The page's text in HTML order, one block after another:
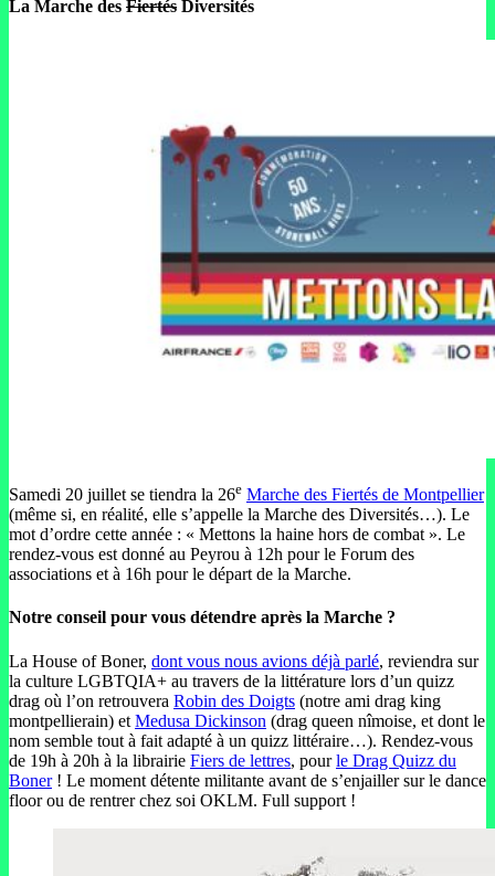
La Marche des Fiertés Diversités
Samedi 20 juillet se tiendra la 26e Marche des Fiertés de Montpellier
(même si, en réalité, elle s’appelle la Marche des Diversités…). Le
mot d’ordre cette année : « Mettons la haine hors de combat ». Le
rendez-vous est donné au Peyrou à 12h pour le Forum des
associations et à 16h pour le départ de la Marche.
Notre conseil pour vous détendre après la Marche ?
La House of Boner, dont vous nous avions déjà parlé, reviendra sur
la culture LGBTQIA+ au travers de la littérature lors d’un quizz
drag où l’on retrouvera Robin des Doigts (notre ami drag king
montpellierain) et Medusa Dickinson (drag queen nîmoise, et dont le
nom semble tout à fait adapté à un quizz littéraire…). Rendez-vous
de 19h à 20h à la librairie Fiers de lettres, pourle Drag Quizz du
Boner! Le moment détente militante avant de s’enjailler sur le dance
floor ou de rentrer chez soi OKLM. Full support !